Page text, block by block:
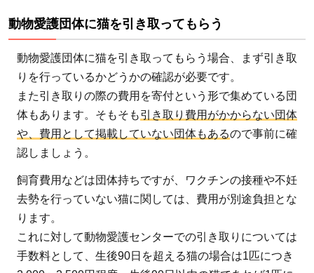
ら「犬
の殺処
分ゼ
目指す
3.2
ピース
コ（認
定
法人ピ
ースウ
動物愛護団体に猫を引き取ってもらう
動物愛護団体に猫を引き取ってもらう場合、まず引き取
りを行っているかどうかの確認が必要です。
また引き取りの際の費用を寄付という形で集めている団
体もあります。そもそも引き取り費用がかからない団体
や、費用として掲載していない団体もあるので事前に確
認しましょう。
飼育費用などは団体持ちですが、ワクチンの接種や不妊
去勢を行っていない猫に関しては、費用が別途負担とな
ります。
これに対して動物愛護センターでの引き取りについては
手数料として、生後90日を超える猫の場合は1匹につき